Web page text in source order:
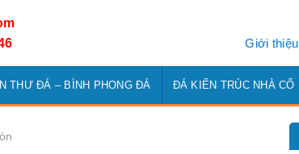
Giới thiệu
THƯ ĐÁ – BÌNH PHONG ĐÁ ĐÁ KIẾN TRÚC NHÀ CỔ